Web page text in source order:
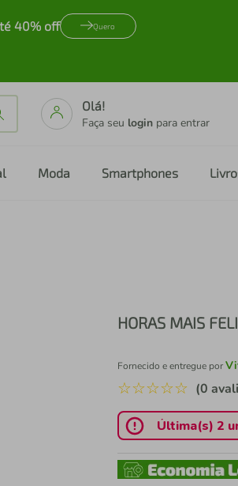
40% off Quero
Olá!
Faça seu login para entrar
Moda Smartphones
HORAS MAIS
Fornecido e entregue por
☆☆☆☆☆ (0
Última(s) 2